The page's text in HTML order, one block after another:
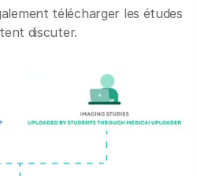
télécharger les études
discuter.